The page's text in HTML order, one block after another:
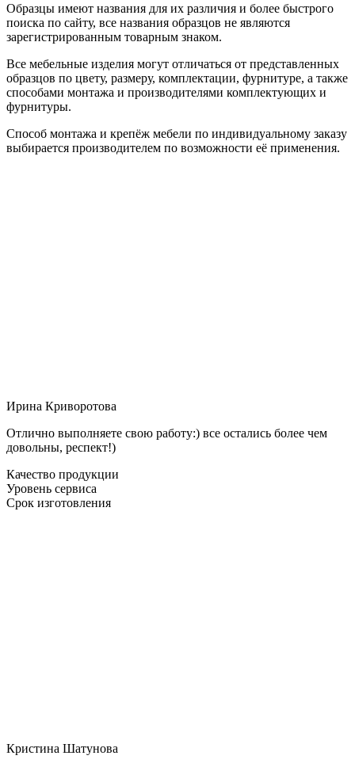
Образцы имеют названия для их различия и более быстрого
поиска по сайту, все названия образцов не являются
зарегистрированным товарным знаком.
Все мебельные изделия могут отличаться от представленных
образцов по цвету, размеру, комплектации, фурнитуре, а также
способами монтажа и производителями комплектующих и
фурнитуры.
Способ монтажа и крепёж мебели по индивидуальному заказу
выбирается производителем по возможности её применения.
Ирина Криворотова
Отлично выполняете свою работу:) все остались более чем
довольны, респект!)
Качество продукции
Уровень сервиса
Срок изготовления
Кристина Шатунова